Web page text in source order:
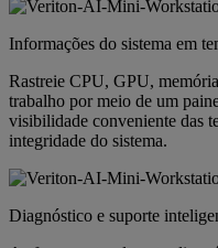
Informações do sistema em
Rastreie CPU, GPU,
trabalho por meio de um
visibilidade conveniente das
integridade do sistema.
Diagnóstico e suporte